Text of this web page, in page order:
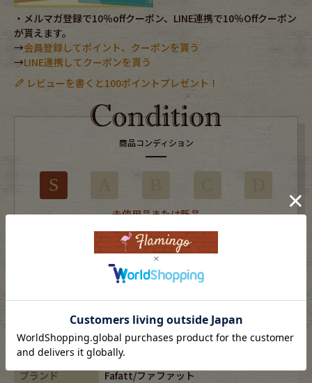
Bag Stall・Scarf
Accessory Shoes
Belt antique goods
Keyring vintage bicycle
・メルマガ登録で10％offクーポン、LINE連携で10％Offクーポン
が貰えます。
→会員登録してポイント、クーポンを貰う
→LINE連携してクーポンを貰う
レビューを書くと100ポイントプレゼント！
商品コンディション
S
未使用品または新品
※USEDですので使用感などございますが、まだまだご愛用していただけます。
古着という事をご理解の上ご注文よろしくお願いします。
※全体に色あせがございます。
※古着は洗濯、検品などのケアを行っております。
表記サイズ
-
ブランド
Fafatt/ファファット